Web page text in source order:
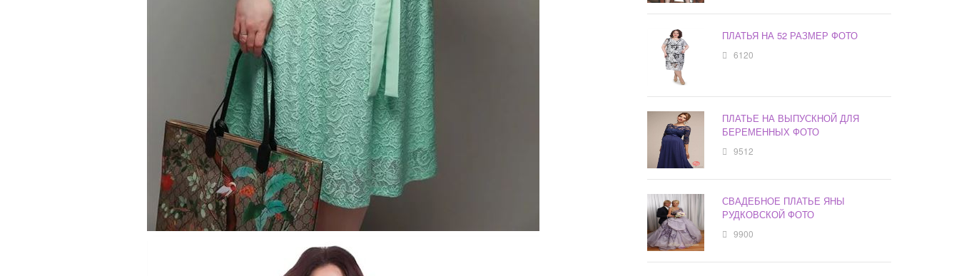
ПЛАТЬЯ НА 52 РАЗМЕР ФОТО
6120
ПЛАТЬЕ НА ВЫПУСКНОЙ ДЛЯ
БЕРЕМЕННЫХ ФОТО
9512
СВАДЕБНОЕ ПЛАТЬЕ ЯНЫ
РУДКОВСКОЙ ФОТО
9900